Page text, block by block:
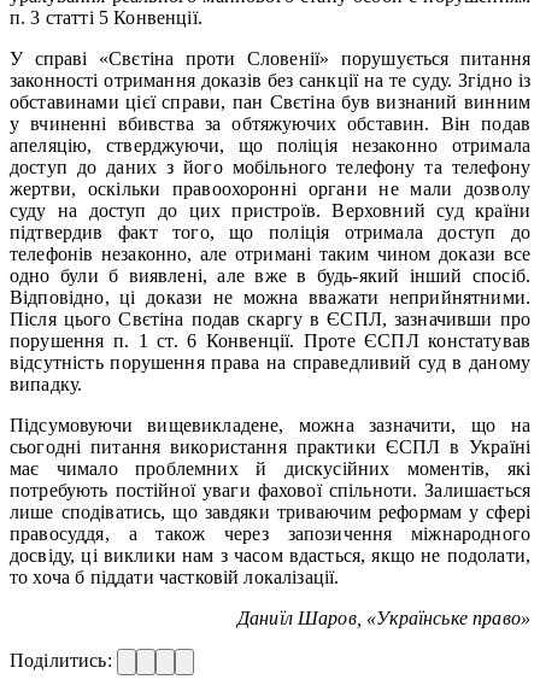
п. 3 статті 5 Конвенції.
У справі «Свєтіна проти Словенії» порушується питання
законності отримання доказів без санкції на те суду. Згідно із
обставинами цієї справи, пан Свєтіна був визнаний винним
у вчиненні вбивства за обтяжуючих обставин. Він подав
апеляцію, стверджуючи, що поліція незаконно отримала
доступ до даних з його мобільного телефону та телефону
жертви, оскільки правоохоронні органи не мали дозволу
суду на доступ до цих пристроїв. Верховний суд країни
підтвердив факт того, що поліція отримала доступ до
телефонів незаконно, але отримані таким чином докази все
одно були б виявлені, але вже в будь-який інший спосіб.
Відповідно, ці докази не можна вважати неприйнятними.
Після цього Свєтіна подав скаргу в ЄСПЛ, зазначивши про
порушення п. 1 ст. 6 Конвенції. Проте ЄСПЛ констатував
відсутність порушення права на справедливий суд в даному
випадку.
Підсумовуючи вищевикладене, можна зазначити, що на
сьогодні питання використання практики ЄСПЛ в Україні
має чимало проблемних й дискусійних моментів, які
потребують постійної уваги фахової спільноти. Залишається
лише сподіватись, що завдяки триваючим реформам у сфері
правосуддя, а також через запозичення міжнародного
досвіду, ці виклики нам з часом вдасться, якщо не подолати,
то хоча б піддати частковій локалізації.
Даниїл Шаров, «Українське право»
Поділитись: